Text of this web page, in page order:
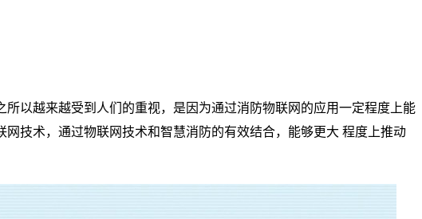
以越来越受到人们的重视，是因为通过消防物联网的应用一定程度上能
技术，通过物联网技术和智慧消防的有效结合，能够更大 程度上推动